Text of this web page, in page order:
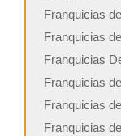
Franquicias
Franquicias
Franquicias
Franquicias
Franquicias
Franquicias